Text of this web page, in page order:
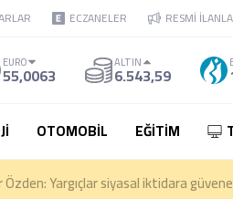
ECZANELER RESMİ
EURO
55,0063 ALTIN
6.543,59
OTOMOBİL EĞİTİM
Yargıçlar siyasal iktidara